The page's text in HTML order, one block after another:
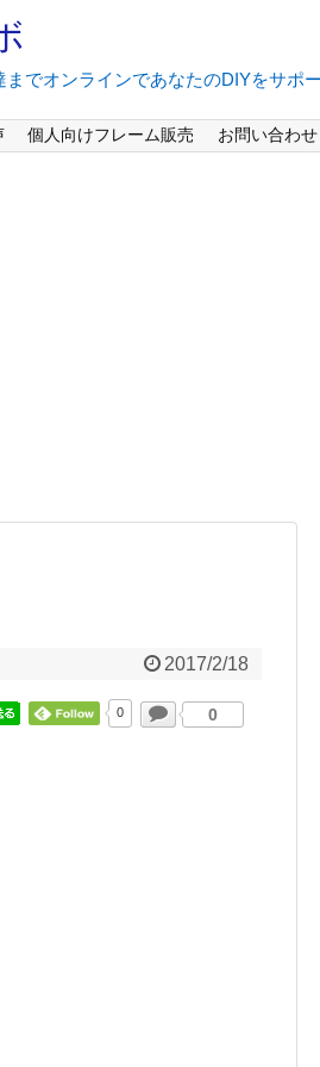
でオンラインであなたのDIYをサポ
個人向けフレーム販売 お問い合わせ
2017/2/18
0 0